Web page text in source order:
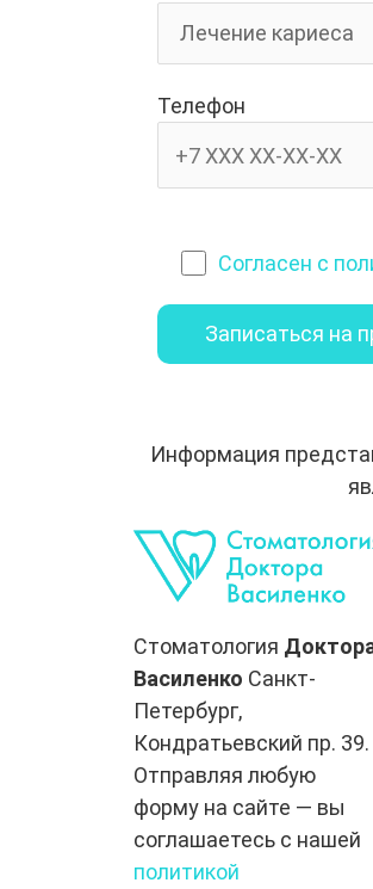
Телефон
Согласен с
Информация
Стоматология
Василенко Санкт-
Петербург,
Кондратьевский пр. 39.
Отправляя любую
форму на сайте — вы
соглашаетесь с нашей
политикой